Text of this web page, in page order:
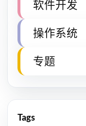
软件开发
操作系统
专题
Tags